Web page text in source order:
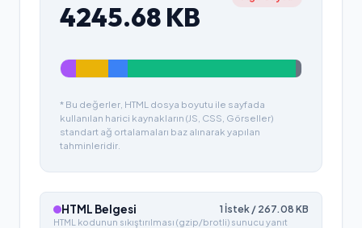
4245.68 KB
* Bu değerler, HTML dosya boyutu ile sayfada
kullanılan harici kaynakların (JS, CSS, Görseller)
standart ağ ortalamaları baz alınarak yapılan
tahminleridir.
HTML Belgesi 1 İstek / 267.08 KB
HTML kodunun sıkıştırılması (gzip/brotli) sunucu yanıt